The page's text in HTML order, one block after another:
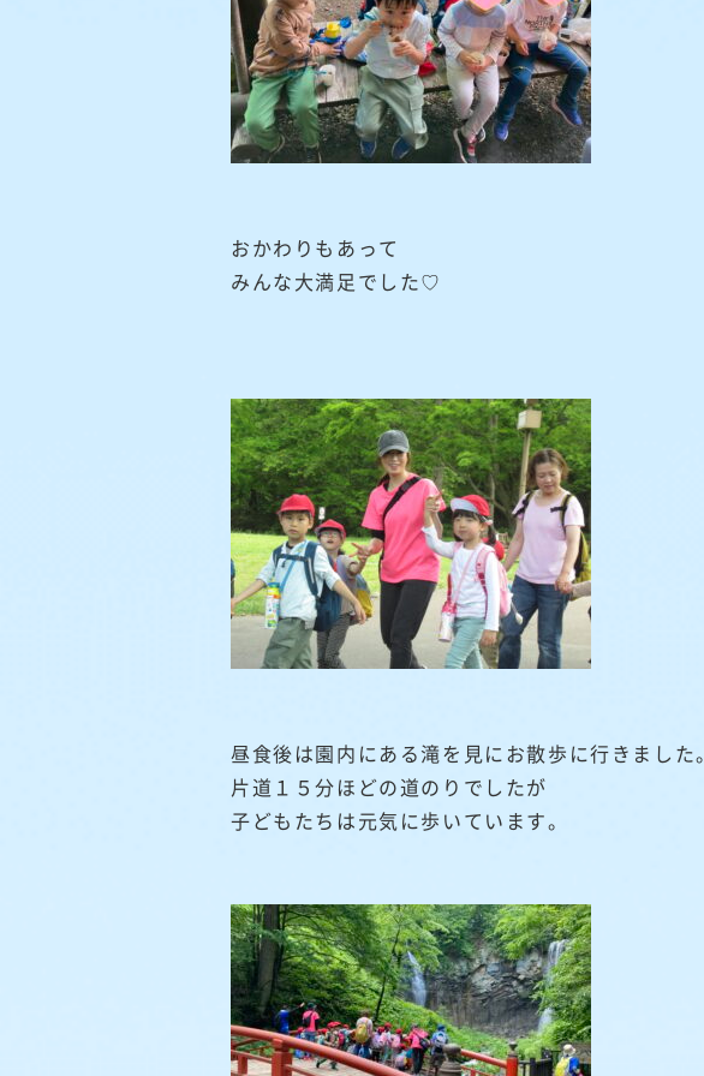
おかわりもあって
みんな大満足でした♡
昼食後は園内にある滝を見にお散歩に行きました。
片道１５分ほどの道のりでしたが
子どもたちは元気に歩いています。